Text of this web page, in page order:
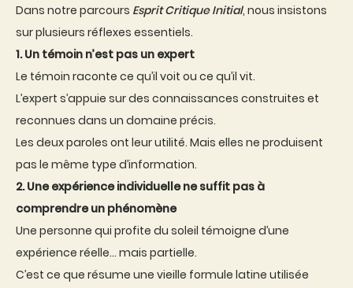
Dans notre parcours Esprit Critique Initial, nous insistons
sur plusieurs réflexes essentiels.
1. Un témoin n’est pas un expert
Le témoin raconte ce qu’il voit ou ce qu’il vit.
L’expert s’appuie sur des connaissances construites et
reconnues dans un domaine précis.
Les deux paroles ont leur utilité. Mais elles ne produisent
pas le même type d’information.
2. Une expérience individuelle ne suffit pas à
comprendre un phénomène
Une personne qui profite du soleil témoigne d’une
expérience réelle… mais partielle.
C’est ce que résume une vieille formule latine utilisée